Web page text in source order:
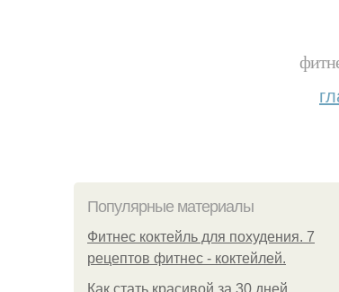
Популярные материалы
Фитнес коктейль для похудения. 7
рецептов фитнес - коктейлей.
Как стать красивой за 30 дней.